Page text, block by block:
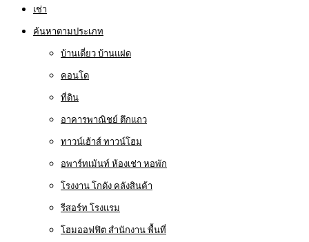
เช่า
ค้นหาตามประเภท
บ้านเดี่ยว บ้านแฝด
คอนโด
ที่ดิน
อาคารพาณิชย์ ตึกแถว
ทาวน์เฮ้าส์ ทาวน์โฮม
อพาร์ทเม้นท์ ห้องเช่า หอพัก
โรงงาน โกดัง คลังสินค้า
รีสอร์ท โรงแรม
โฮมออฟฟิต สำนักงาน พื้นที่